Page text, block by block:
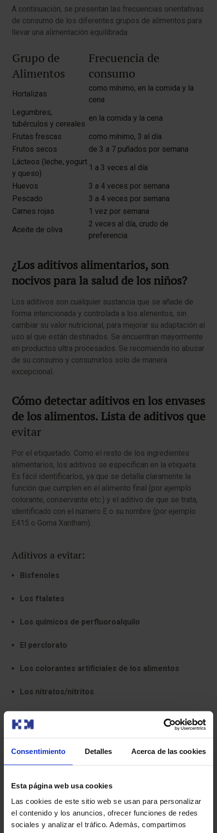
Consentimiento Detalles Acerca de las cookies
Esta página web usa cookies
Las cookies de este sitio web se usan para personalizar
el contenido y los anuncios, ofrecer funciones de redes
sociales y analizar el tráfico. Además, compartimos
A continuación, se presentan las frecuencias orientativas
de consumo de los diferentes grupos de alimentos para
llevar una alimentación equilibrada.
Grupo de
Alimentos
Frecuencia de
consumo
Hortalizas
como mínimo, en la comida y la
cena
Legumbres,
tubérculos y cereales
en la comida y la cena
Frutas frescas
como mínimo, 3 al día
Frutos secos
de 3 a 7 puñados por semana
Lácteos (leche, yogurt
y queso)
1 a 3 veces al día
Huevos
3 a 4 veces por semana
Pescado
3 a 4 veces por semana
Carnes rojas
1 vez por semana
Aceite de oliva
2 veces al día, crudo de
preferencia
¿Los aditivos alimentarios, son
nocivos para la salud de los niños?
Los aditivos son cualquier sustancia que se añade de
forma intencionada y controlada a los alimentos, sin
cambiar su valor nutricional, para mejorar su adaptación al
uso al que están destinados. Se encuentran mayormente
en productos ultra procesados. Se recomienda no abusar
de su consumo y consumirlos solo de manera
excepcional.
Cómo detectar aditivos en los envases
de los alimentos. Lista de aditivos que
evitar
Por el etiquetado. Como el resto de los ingredientes
alimentarios, los aditivos se especifican en la etiqueta.
Es fácil identificarlos, ya que se detalla claramente la
función que cumplen en el alimento final (por ejemplo
colorante, conservante etc.) y el aditivo de que se trata,
identificado con el número E o su nombre (por ejemplo
E415 o Goma Xantham).
Aditivos a evitar:
Bisfenoles
Los ftalates
Los químicos de perfluoroalquilo
El perclorato
Los colorantes artificiales de los alimentos
Los nitratos/nitritos
¿Cómo influye una alimentación
ultraprocesada en la alimentación de
los niños?
provocan los alimentos ultraprocesados son:
El aumento de grasa corporal, lo que lleva a padecer
sobrepeso u obesidad.